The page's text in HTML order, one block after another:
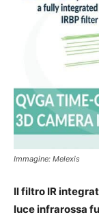
Immagine: Melexis
Il filtro IR
luce infrarossa